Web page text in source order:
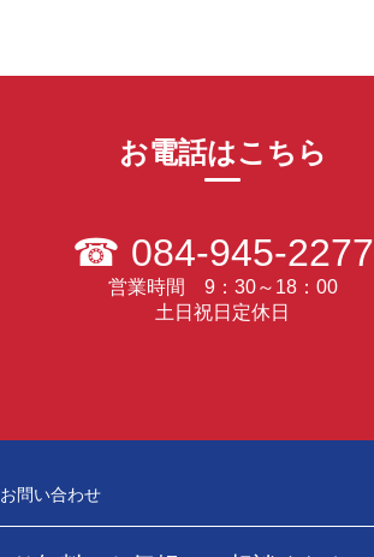
お電話はこちら
☎ 084-945-2277
営業時間 9：30～18：00
土日祝日定休日
お問い合わせ